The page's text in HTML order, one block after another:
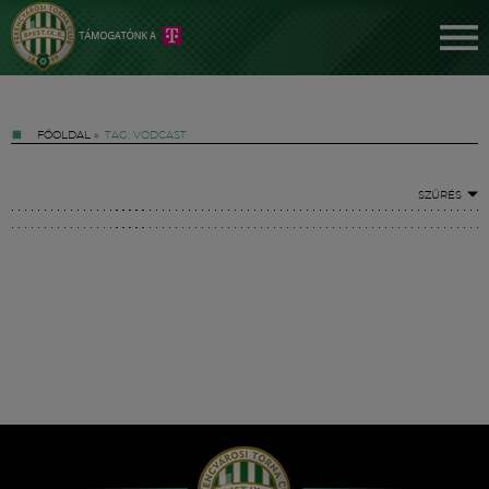
FŐOLDAL » TAG: VODCAST
SZŰRÉS
Hírek